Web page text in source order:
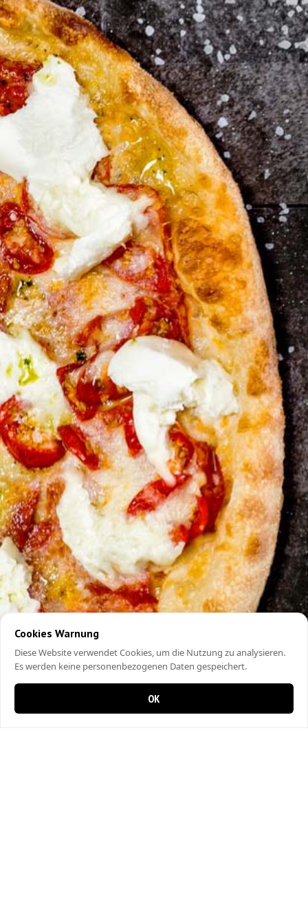
Cookies Warnung
Diese Website verwendet Cookies, um die Nutzung zu analysieren.
Es werden keine personenbezogenen Daten gespeichert.
OK